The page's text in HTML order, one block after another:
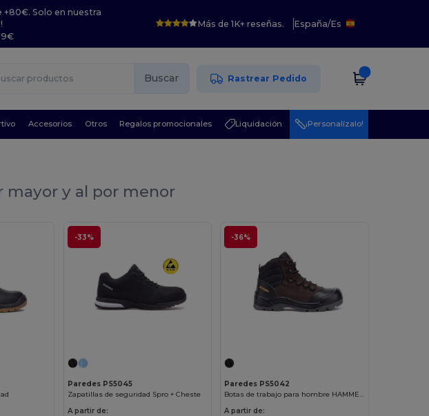
Solo en nuestra
Más de 1K+ reseñas. España/Es
Buscar Rastrear Pedido
Accesorios Otros Regalos promocionales Liquidación ¡Personalízalo!
mayor y al por menor
-33%
Paredes PS5045
Zapatillas de seguridad Spro + Cheste
A partir de:
-36%
Paredes PS5042
Botas de trabajo para hombre HAMMER
A partir de: